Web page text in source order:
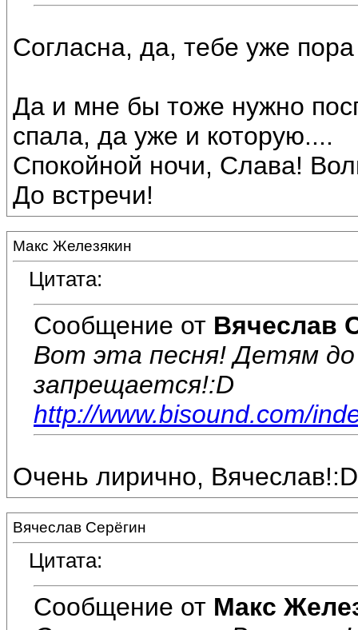
Согласна, да, тебе уже
Да и мне бы тоже нужно
спала, да уже и которую....
Спокойной ночи, Слава!
До встречи!
Макс Железякин
Цитата:
Сообщение от Вячеслав
Вот эта песня! Детям
запрещается!:D
http://www.bisound.com/
Очень лирично, Вячеслав!:D
Вячеслав Серёгин
Цитата:
Сообщение от Макс